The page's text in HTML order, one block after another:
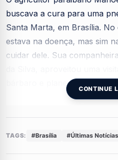
buscava a cura para uma
Santa Marta, em Brasília.
estava na doença, mas sim
cuidar dele. Sua
bárbaro e planejado.
Ataque covarde
de hospital
CONTINUE
TAGS: #Brasília #Últimas Notícias